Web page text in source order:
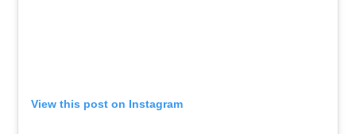
View this post on Instagram